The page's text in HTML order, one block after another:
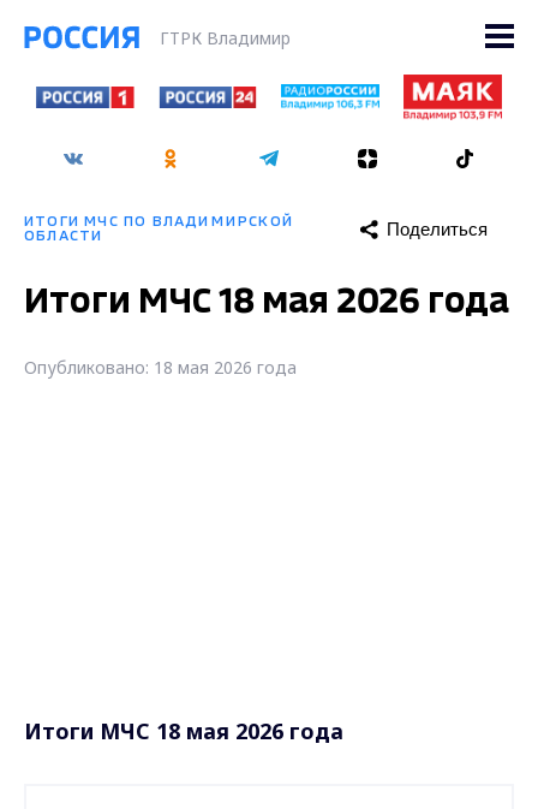
ГТРК Владимир
ИТОГИ МЧС ПО ВЛАДИМИРСКОЙ
ОБЛАСТИ
Поделиться
Итоги МЧС 18 мая 2026 года
Опубликовано: 18 мая 2026 года
Итоги МЧС 18 мая 2026 года